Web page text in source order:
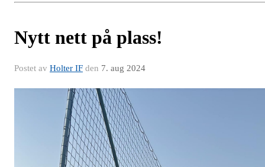
Nytt nett på plass!
Postet av Holter IF den 7. aug 2024